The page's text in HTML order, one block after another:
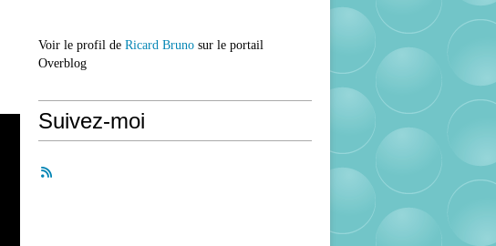
Voir le profil de Ricard Bruno sur le portail
Overblog
Suivez-moi